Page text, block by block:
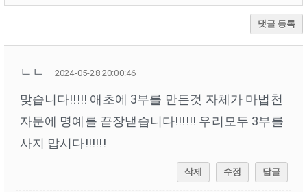
댓글 등록
ㄴㄴ 2024-05-28 20:00:46
맞습니다!!!!! 애초에 3부를 만든것 자체가 마법천
자문에 명예를 끝장냍습니다!!!!!! 우리모두 3부를
사지 맙시다!!!!!!
삭제 수정 답글